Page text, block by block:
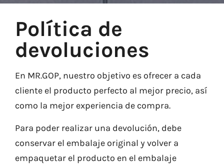
Política de
devoluciones
En MR.GOP, nuestro objetivo es ofrecer a cada
cliente el producto perfecto al mejor precio, así
como la mejor experiencia de compra.
Para poder realizar una devolución, debe
conservar el embalaje original y volver a
empaquetar el producto en el embalaje